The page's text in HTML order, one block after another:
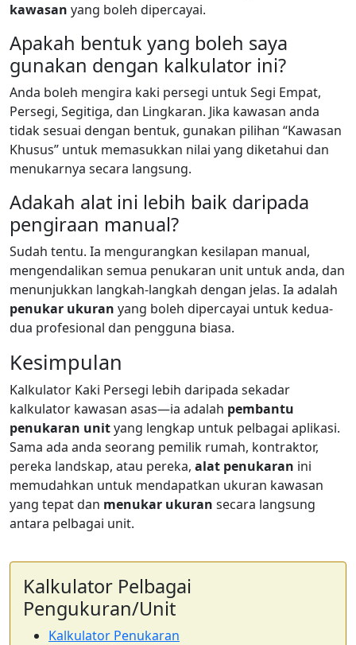
kawasan yang boleh dipercayai.
Apakah bentuk yang boleh saya
gunakan dengan kalkulator ini?
Anda boleh mengira kaki persegi untuk Segi Empat,
Persegi, Segitiga, dan Lingkaran. Jika kawasan anda
tidak sesuai dengan bentuk, gunakan pilihan “Kawasan
Khusus” untuk memasukkan nilai yang diketahui dan
menukarnya secara langsung.
Adakah alat ini lebih baik daripada
pengiraan manual?
Sudah tentu. Ia mengurangkan kesilapan manual,
mengendalikan semua penukaran unit untuk anda, dan
menunjukkan langkah-langkah dengan jelas. Ia adalah
penukar ukuran yang boleh dipercayai untuk kedua-
dua profesional dan pengguna biasa.
Kesimpulan
Kalkulator Kaki Persegi lebih daripada sekadar
kalkulator kawasan asas—ia adalah pembantu
penukaran unityang lengkap untuk pelbagai aplikasi.
Sama ada anda seorang pemilik rumah, kontraktor,
pereka landskap, atau pereka, alat penukaran ini
memudahkan untuk mendapatkan ukuran kawasan
yang tepat dan menukar ukuran secara langsung
antara pelbagai unit.
Kalkulator Pelbagai
Pengukuran/Unit
Kalkulator Penukaran